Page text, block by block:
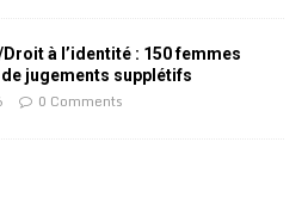
à l’identité : 150 femmes
jugements supplétifs
0 Comments